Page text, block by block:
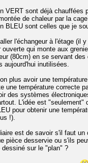
VERT sont déjà chauffées
de chaleur par la
BLEU sont celles que je
l'échangeur à l'étage (il
qui monte aux
(80cm) en se servant des
aujourd'hui inutilisées.
plus avoir une
une température correcte
des systèmes
L'idée est "seulement"
pour obtenir une
!).
est de savoir s'il faut un
pièce desservie ou s'ils
dessiné sur le "plan" ?